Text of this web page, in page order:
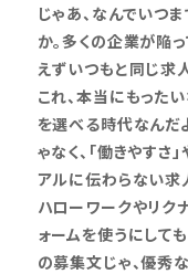
じゃあ、なんでいつ
か。多くの企業が陥
えずいつもと同じ求
これ、本当にもった
を選べる時代なんだ
ゃなく、「働きやすさ
アルに伝わらない求
ハローワークやリク
ォームを使うにして
の募集文じゃ、優秀